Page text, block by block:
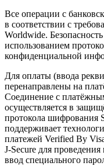
Все операции с
в соответствии с
Worldwide.
использованием
конфиденциальной
Для оплаты (ввода
перенаправлены на
Соединение с
осуществляется в
протокола шифрования
поддерживает
платежей Verified By
J-Secure для
ввод специального